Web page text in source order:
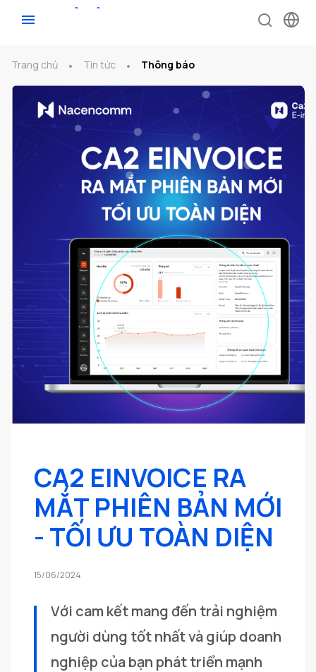
Trang chủ Tin tức Thông báo
CA2 EINVOICE RA
MẮT PHIÊN BẢN MỚI
- TỐI ƯU TOÀN DIỆN
15/06/2024
Với cam kết mang đến trải nghiệm
người dùng tốt nhất và giúp doanh
nghiệp của bạn phát triển mạnh